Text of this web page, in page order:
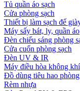
Tủ quần áo sạch
Cửa phòng sạch
Thiết bị làm sạch đế
Máy sấy bát, ly, quần áo
Đèn chiếu sáng phòng
Cửa cuốn phòng sạch
Đèn UV & IR
Máy điều hòa không
Đồ dùng tiêu hao phòng
Rèm nhựa